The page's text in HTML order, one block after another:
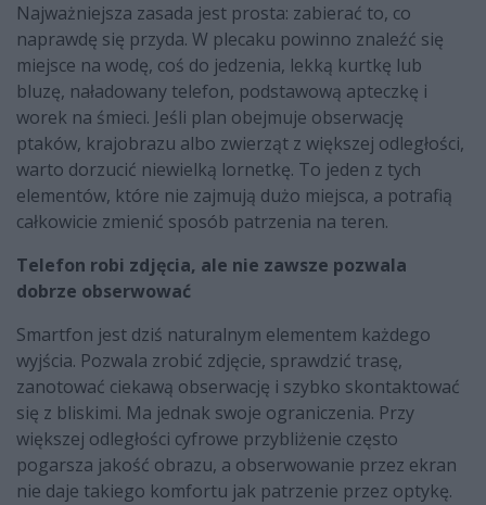
Najważniejsza zasada jest prosta: zabierać to, co
naprawdę się przyda. W plecaku powinno znaleźć się
miejsce na wodę, coś do jedzenia, lekką kurtkę lub
bluzę, naładowany telefon, podstawową apteczkę i
worek na śmieci. Jeśli plan obejmuje obserwację
ptaków, krajobrazu albo zwierząt z większej odległości,
warto dorzucić niewielką lornetkę. To jeden z tych
elementów, które nie zajmują dużo miejsca, a potrafią
całkowicie zmienić sposób patrzenia na teren.
Telefon robi zdjęcia, ale nie zawsze pozwala
dobrze obserwować
Smartfon jest dziś naturalnym elementem każdego
wyjścia. Pozwala zrobić zdjęcie, sprawdzić trasę,
zanotować ciekawą obserwację i szybko skontaktować
się z bliskimi. Ma jednak swoje ograniczenia. Przy
większej odległości cyfrowe przybliżenie często
pogarsza jakość obrazu, a obserwowanie przez ekran
nie daje takiego komfortu jak patrzenie przez optykę.